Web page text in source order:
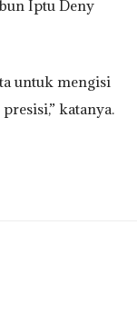
Iptu Deny
untuk mengisi
katanya.